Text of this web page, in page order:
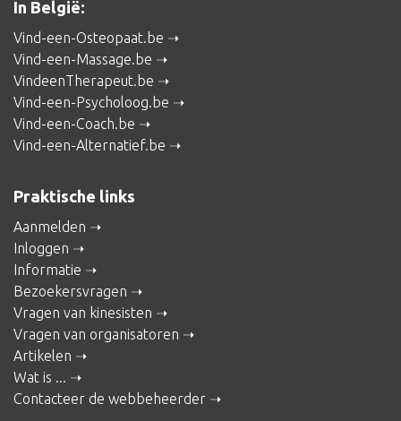
In België:
Vind-een-Osteopaat.be
Vind-een-Massage.be
VindeenTherapeut.be
Vind-een-Psycholoog.be
Vind-een-Coach.be
Vind-een-Alternatief.be
Praktische links
Aanmelden
Inloggen
Informatie
Bezoekersvragen
Vragen van kinesisten
Vragen van organisatoren
Artikelen
Wat is ...
Contacteer de webbeheerder